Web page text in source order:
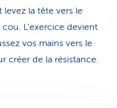
levez la tête vers le
L’exercice devient
vos mains vers le
créer de la résistance.